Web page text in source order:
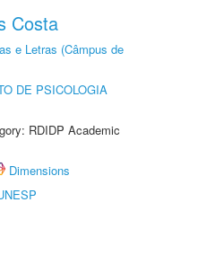
Costa
e Letras (Câmpus de
DE PSICOLOGIA
RDIDP Academic
Dimensions